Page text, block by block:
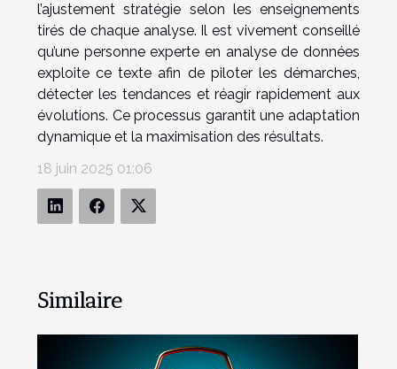
l’ajustement stratégie selon les enseignements
tirés de chaque analyse. Il est vivement conseillé
qu’une personne experte en analyse de données
exploite ce texte afin de piloter les démarches,
détecter les tendances et réagir rapidement aux
évolutions. Ce processus garantit une adaptation
dynamique et la maximisation des résultats.
18 juin 2025 01:06
Similaire